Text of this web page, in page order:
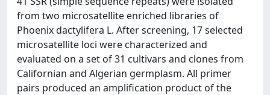
from two microsatellite enriched libraries of
Phoenix dactylifera L. After screening, 17 selected
microsatellite loci were characterized and
evaluated on a set of 31 cultivars and clones from
Californian and Algerian germplasm. All primer
pairs produced an amplification product of the